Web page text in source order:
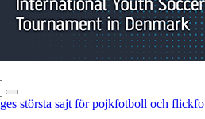
Search